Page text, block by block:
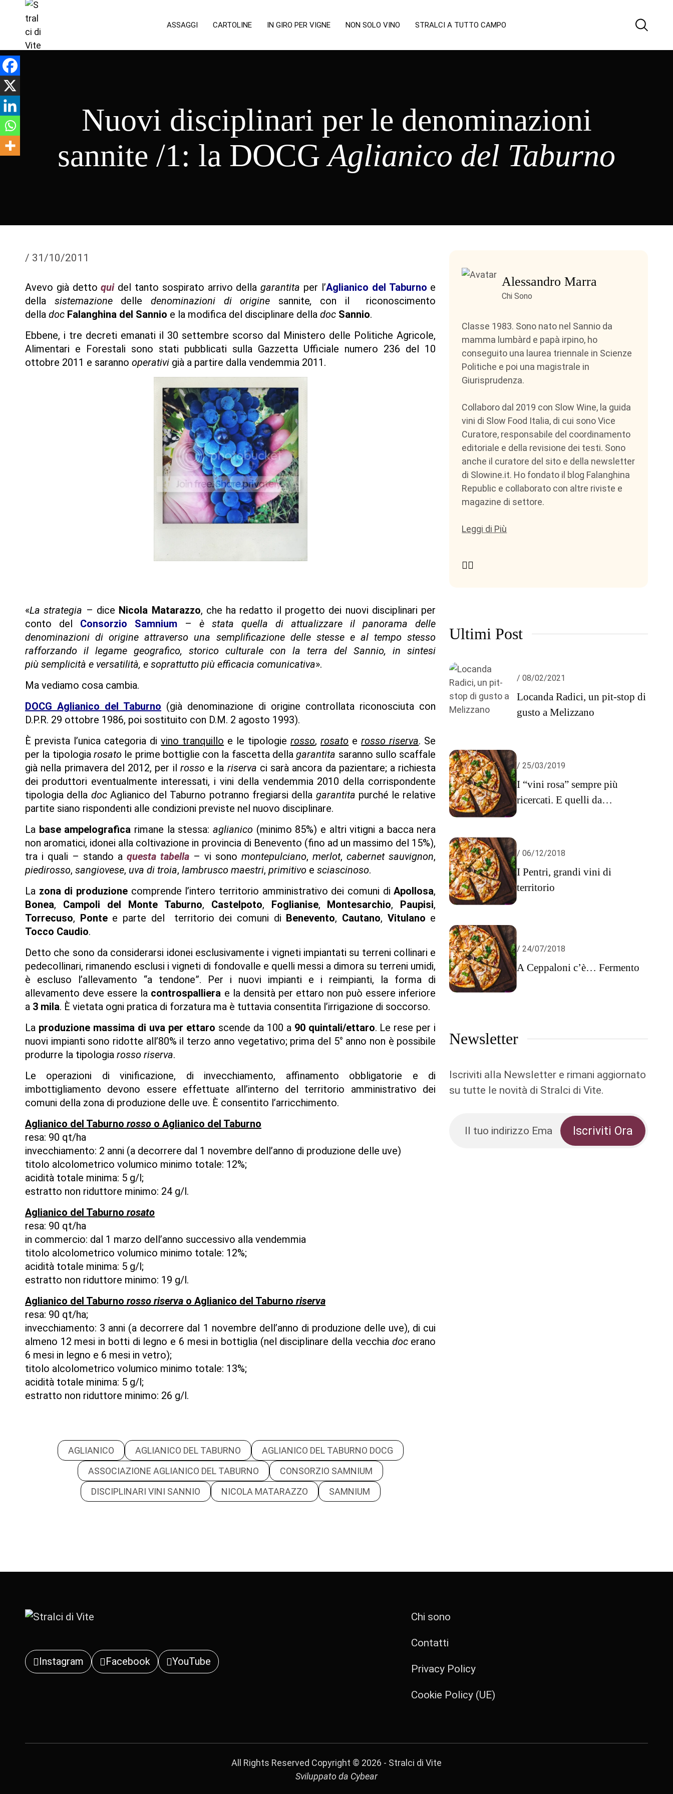
ASSAGGI CARTOLINE IN GIRO PER VIGNE NON SOLO VINO STRALCI A TUTTO CAMPO
Nuovi disciplinari per le denominazioni
sannite /1: la DOCGAglianico del Taburno
/ 31/10/2011
Avevo già dettoquidel tanto sospirato arrivo dellagarantita per l’Aglianico del Taburno e
della sistemazionedelle denominazioni di origine sannite, con il riconoscimento
della doc Falanghina del Sannio e la modifica del disciplinare della doc Sannio.
Ebbene, i tre decreti emanati il 30 settembre scorso dal Ministero delle Politiche Agricole,
Alimentari e Forestali sono stati pubblicati sulla Gazzetta Ufficiale numero 236 del 10
ottobre 2011 e saranno operativi già a partire dalla vendemmia 2011.
«La strategia – dice Nicola Matarazzo, che ha redatto il progetto dei nuovi disciplinari per
conto del
Consorzio Samnium –è stata quella di attualizzare il panorama delle
denominazioni di origine attraverso una semplificazione delle stesse e al tempo stesso
rafforzando il legame geografico, storico culturale con la terra del Sannio, in sintesi
più semplicità e versatilità, e soprattutto più efficacia comunicativa».
Ma vediamo cosa cambia.
DOCG Aglianico del Taburno (già denominazione di origine controllata riconosciuta con
D.P.R. 29 ottobre 1986, poi sostituito con D.M. 2 agosto 1993).
È prevista l’unica categoria divino tranquillo e le tipologierosso,rosato erosso riserva. Se
per la tipologia rosato le prime bottiglie con la fascetta dellagarantita saranno sullo scaffale
già nella primavera del 2012, per il rossoe la riserva ci sarà ancora da pazientare; a richiesta
dei produttori eventualmente interessati, i vini della vendemmia 2010 della corrispondente
tipologia della doc Aglianico del Taburno potranno fregiarsi della garantita purché le relative
partite siano rispondenti alle condizioni previste nel nuovo disciplinare.
La base ampelografica rimane la stessa:aglianico (minimo 85%) e altri vitigni a bacca nera
non aromatici, idonei alla coltivazione in provincia di Benevento (fino ad un massimo del 15%),
tra i quali – stando aquesta tabella – vi sonomontepulciano,merlot,cabernet sauvignon,
piedirosso, sangiovese, uva di troia, lambrusco maestri, primitivo e sciascinoso.
La zona di produzione comprende l’intero territorio amministrativo dei comuni diApollosa,
Bonea, Campoli del Monte Taburno, Castelpoto, Foglianise, Montesarchio, Paupisi,
Torrecuso, Pontee parte del territorio dei comuni di Benevento, Cautano, Vitulano e
Tocco Caudio.
Detto che sono da considerarsi idonei esclusivamente i vigneti impiantati su terreni collinari e
pedecollinari, rimanendo esclusi i vigneti di fondovalle e quelli messi a dimora su terreni umidi,
è escluso l’allevamento “a tendone”. Per i nuovi impianti e i reimpianti, la forma di
allevamento deve essere la controspalliera e la densità per ettaro non può essere inferiore
a 3 mila. È vietata ogni pratica di forzatura ma è tuttavia consentita l’irrigazione di soccorso.
La produzione massima di uva per ettaro scende da 100 a 90 quintali/ettaro. Le rese per i
nuovi impianti sono ridotte all’80% il terzo anno vegetativo; prima del 5° anno non è possibile
produrre la tipologia rosso riserva.
Le operazioni di vinificazione, di invecchiamento, affinamento obbligatorie e di
imbottigliamento devono essere effettuate all’interno del territorio amministrativo dei
comuni della zona di produzione delle uve. È consentito l’arricchimento.
Aglianico del Taburno rosso o Aglianico del Taburno
resa: 90 qt/ha
invecchiamento: 2 anni (a decorrere dal 1 novembre dell’anno di produzione delle uve)
titolo alcolometrico volumico minimo totale: 12%;
acidità totale minima: 5 g/l;
estratto non riduttore minimo: 24 g/l.
Aglianico del Taburno rosato
resa: 90 qt/ha
in commercio: dal 1 marzo dell’anno successivo alla vendemmia
titolo alcolometrico volumico minimo totale: 12%;
acidità totale minima: 5 g/l;
estratto non riduttore minimo: 19 g/l.
Aglianico del Taburno rosso riserva o Aglianico del Taburno riserva
resa: 90 qt/ha;
invecchiamento: 3 anni (a decorrere dal 1 novembre dell’anno di produzione delle uve), di cui
almeno 12 mesi in botti di legno e 6 mesi in bottiglia (nel disciplinare della vecchia doc erano
6 mesi in legno e 6 mesi in vetro);
titolo alcolometrico volumico minimo totale: 13%;
acidità totale minima: 5 g/l;
estratto non riduttore minimo: 26 g/l.
AGLIANICO AGLIANICO DEL TABURNO
AGLIANICO DEL TABURNO DOCG
ASSOCIAZIONE AGLIANICO DEL TABURNO
CONSORZIO SAMNIUM
DISCIPLINARI VINI SANNIO
NICOLA MATARAZZO SAMNIUM
Alessandro Marra
Chi Sono
Classe 1983. Sono nato nel Sannio da
mamma lumbàrd e papà irpino, ho
conseguito una laurea triennale in Scienze
Politiche e poi una magistrale in
Giurisprudenza.
Collaboro dal 2019 con Slow Wine, la guida
vini di Slow Food Italia, di cui sono Vice
Curatore, responsabile del coordinamento
editoriale e della revisione dei testi. Sono
anche il curatore del sito e della newsletter
di Slowine.it. Ho fondato il blog Falanghina
Republic e collaborato con altre riviste e
magazine di settore.
Leggi di Più
Ultimi Post
/ 08/02/2021
Locanda Radici, un pit-stop di
gusto a Melizzano
/ 25/03/2019
I “vini rosa” sempre più
ricercati. E quelli da
/ 06/12/2018
I Pentri, grandi vini di
territorio
/ 24/07/2018
A Ceppaloni c’è… Fermento
Newsletter
Iscriviti alla Newsletter e rimani aggiornato
su tutte le novità di Stralci di Vite.
Instagram Facebook YouTube
Chi sono
Contatti
Privacy Policy
Cookie Policy (UE)
All Rights Reserved Copyright © 2026 - Stralci di Vite
Sviluppato da Cybear